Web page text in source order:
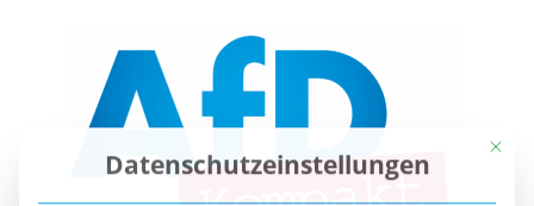
Datenschutzeinstellungen
Wir nutzen Cookies auf unserer Website. Einige von ihnen sind
Erfahrung zu verbessern.